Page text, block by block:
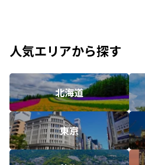
人気エリアから探す
北海道
東京